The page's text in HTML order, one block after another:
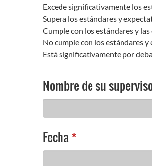
Excede significativamente los
Supera los estándares y
Cumple con los estándares y
No cumple con los estándares y
Está significativamente por
Nombre de su
Fecha*